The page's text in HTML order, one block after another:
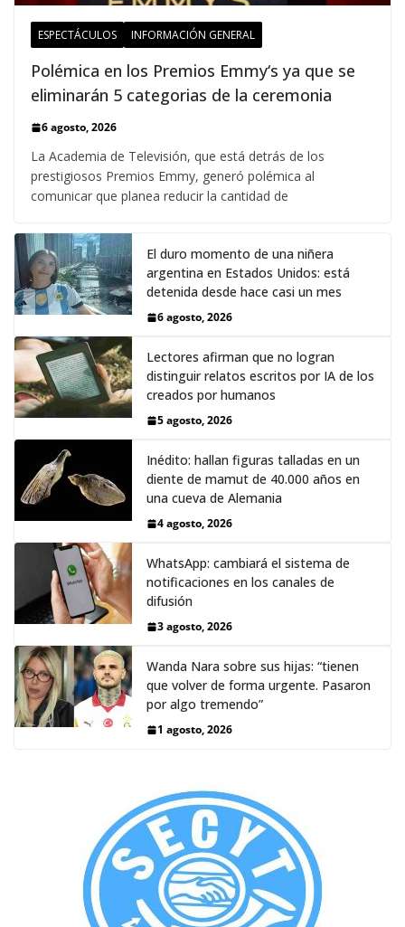
ESPECTÁCULOS INFORMACIÓN GENERAL
Polémica en los Premios Emmy‘s ya que se
eliminarán 5 categorias de la ceremonia
6 agosto, 2026
La Academia de Televisión, que está detrás de los
prestigiosos Premios Emmy, generó polémica al
comunicar que planea reducir la cantidad de
El duro momento de una niñera
argentina en Estados Unidos: está
detenida desde hace casi un mes
6 agosto, 2026
Lectores afirman que no logran
distinguir relatos escritos por IA de los
creados por humanos
5 agosto, 2026
Inédito: hallan figuras talladas en un
diente de mamut de 40.000 años en
una cueva de Alemania
4 agosto, 2026
WhatsApp: cambiará el sistema de
notificaciones en los canales de
difusión
3 agosto, 2026
Wanda Nara sobre sus hijas: “tienen
que volver de forma urgente. Pasaron
por algo tremendo”
1 agosto, 2026